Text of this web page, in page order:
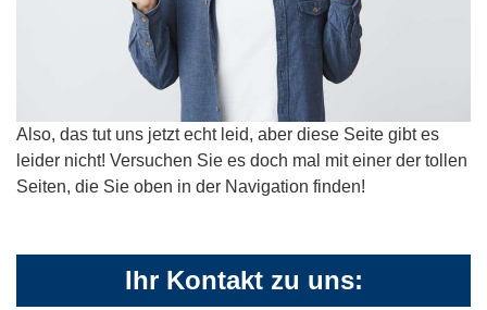
Also, das tut uns jetzt echt leid, aber diese Seite gibt es
leider nicht! Versuchen Sie es doch mal mit einer der tollen
Seiten, die Sie oben in der Navigation finden!
Ihr Kontakt zu uns: